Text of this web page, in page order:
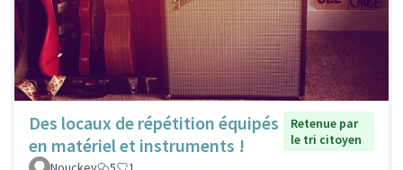
Des locaux de répétition équipés
en matériel et instruments !
Retenue par
le tri citoyen